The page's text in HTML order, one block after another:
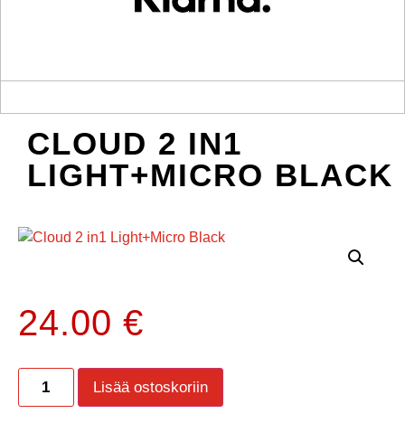
CLOUD 2 IN1
LIGHT+MICRO BLACK
24.00 €
Lisää ostoskoriin